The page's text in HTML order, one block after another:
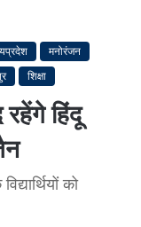
मनोरंजन
शिक्षा
हिंदू
को